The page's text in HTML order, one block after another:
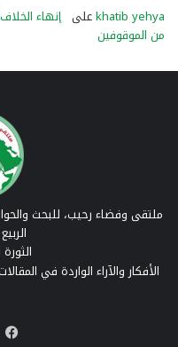
khatib yehyaعلى إنهاء
من الموقوفين
ملتقى وفضاء رحيب، للبحث
الأفكار والآراء الواردة في